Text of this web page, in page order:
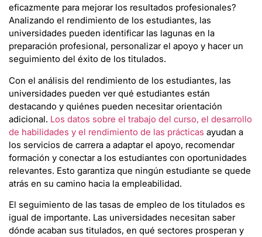
eficazmente para mejorar los resultados profesionales?
Analizando el rendimiento de los estudiantes, las
universidades pueden identificar las lagunas en la
preparación profesional, personalizar el apoyo y hacer un
seguimiento del éxito de los titulados.
Con el análisis del rendimiento de los estudiantes, las
universidades pueden ver qué estudiantes están
destacando y quiénes pueden necesitar orientación
adicional. Los datos sobre el trabajo del curso, el desarrollo
de habilidades y el rendimiento de las prácticas ayudan a
los servicios de carrera a adaptar el apoyo, recomendar
formación y conectar a los estudiantes con oportunidades
relevantes. Esto garantiza que ningún estudiante se quede
atrás en su camino hacia la empleabilidad.
El seguimiento de las tasas de empleo de los titulados es
igual de importante. Las universidades necesitan saber
dónde acaban sus titulados, en qué sectores prosperan y